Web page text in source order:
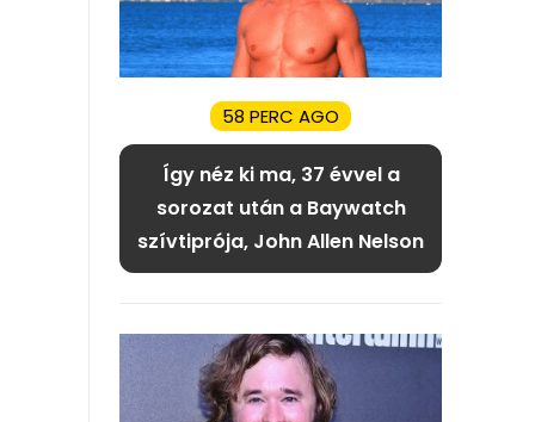
58 PERC AGO
Így néz ki ma, 37 évvel a
sorozat után a Baywatch
szívtiprója, John Allen Nelson